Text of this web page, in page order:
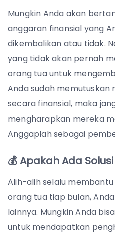
Mungkin Anda akan
anggaran finansial yang
dikembalikan atau tidak.
yang tidak akan pernah
orang tua untuk
Anda sudah
secara finansial, maka
mengharapkan mereka
Anggaplah sebagai
💰 Apakah Ada
Alih-alih selalu
orang tua tiap bulan,
lainnya. Mungkin Anda
untuk mendapatkan